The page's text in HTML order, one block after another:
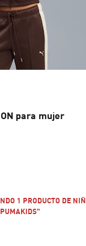
ON para mujer
1 PRODUCTO DE